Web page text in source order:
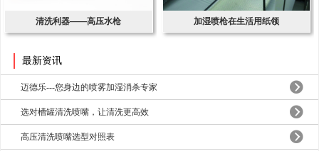
清洗利器——高压水枪 加湿喷枪在生活用纸领
最新资讯
迈德乐---您身边的喷雾加湿消杀专家
选对槽罐清洗喷嘴，让清洗更高效
高压清洗喷嘴选型对照表